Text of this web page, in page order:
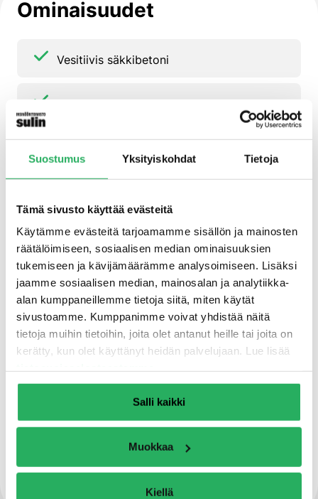
Suostumus Yksityiskohdat Tietoja
Tämä sivusto käyttää evästeitä
Käytämme evästeitä tarjoamamme sisällön ja mainosten
räätälöimiseen, sosiaalisen median ominaisuuksien
tukemiseen ja kävijämäärämme analysoimiseen. Lisäksi
jaamme sosiaalisen median, mainosalan ja analytiikka-
alan kumppaneillemme tietoja siitä, miten käytät
sivustoamme. Kumppanimme voivat yhdistää näitä
tietoja muihin tietoihin, joita olet antanut heille tai joita on
kerätty, kun olet käyttänyt heidän palvelujaan. Lue lisää
Salli kaikki
Muokkaa
Kiellä
Ominaisuudet
Vesitiivis säkkibetoni
Nopea lujuuden kehitys
mukaan
Hyvä kemiallinen kestävyys
Lujuusluokka C30/37
Pakkasenkestävä
sisältää Xypex Technology Inside -
teknologian